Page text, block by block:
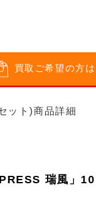
買取 ご希望の方
ット)商品詳細
瑞風」10